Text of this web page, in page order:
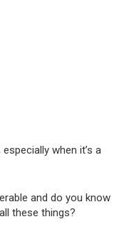
when it’s a
and do you know
these things?